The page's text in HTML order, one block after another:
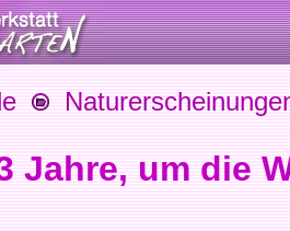
Jahre, um die